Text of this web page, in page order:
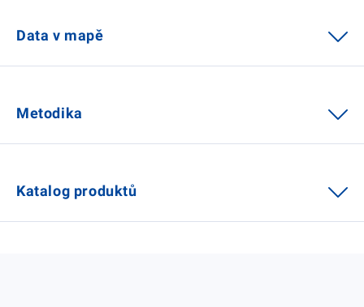
Data v mapě
Metodika
Katalog produktů